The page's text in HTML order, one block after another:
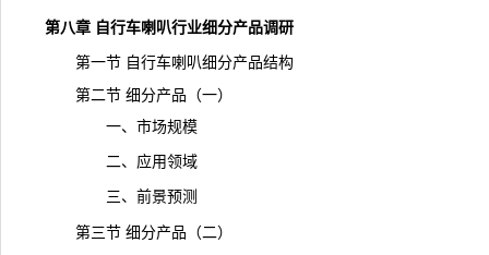
第八章 自行车喇叭行业细分产品调研
第一节 自行车喇叭细分产品结构
第二节 细分产品（一）
一、市场规模
二、应用领域
三、前景预测
第三节 细分产品（二）